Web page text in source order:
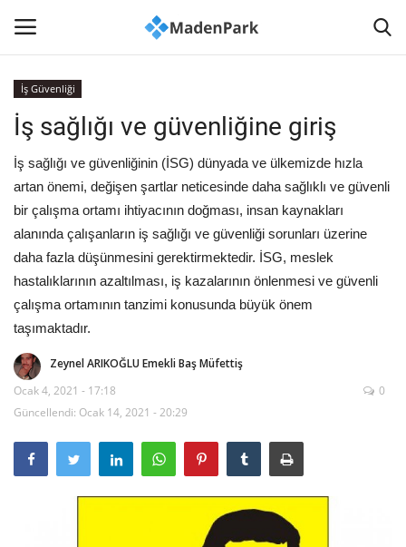
Anasayfa
İLETİŞİM
Haberler
Madenlerimiz
Sağlık
Madencilik Kültürü
Akademi-Bilim
Videolar
Üye Firmalar
İş Güvenliği
İş sağlığı ve güvenliğine giriş
İş sağlığı ve güvenliğinin (İSG) dünyada ve ülkemizde hızla
artan önemi, değişen şartlar neticesinde daha sağlıklı ve güvenli
bir çalışma ortamı ihtiyacının doğması, insan kaynakları
alanında çalışanların iş sağlığı ve güvenliği sorunları üzerine
daha fazla düşünmesini gerektirmektedir. İSG, meslek
hastalıklarının azaltılması, iş kazalarının önlenmesi ve güvenli
çalışma ortamının tanzimi konusunda büyük önem
taşımaktadır.
Zeynel ARIKOĞLU Emekli Baş Müfettiş
Ocak 4, 2021 - 17:18
Güncellendi: Ocak 14, 2021 - 20:29
0